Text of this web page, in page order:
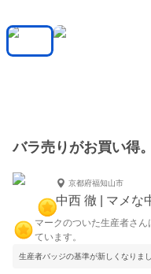
バラ売りがお買い得
京都府福知山市
中西 徹 | マメな
マークのついた生産者さ
ています。
生産者バッジの基準が新しくなりまし